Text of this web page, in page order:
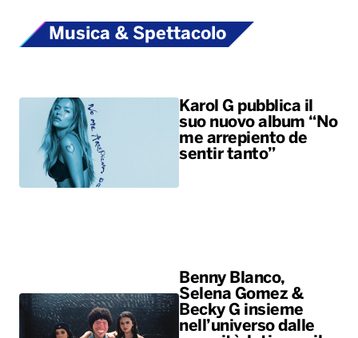
Musica & Spettacolo
Karol G pubblica il
suo nuovo album “No
me arrepiento de
sentir tanto”
Benny Blanco,
Selena Gomez &
Becky G insieme
nell’universo dalle